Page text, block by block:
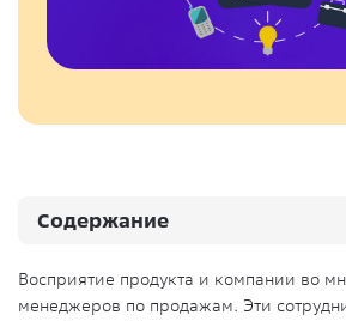
Восприятие продукта и компании во
менеджеров по продажам. Эти
Содержание